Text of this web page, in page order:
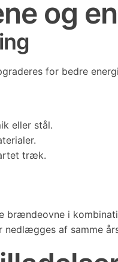
og
for bedre
eller stål.
træk.
brændeovne i
af samme